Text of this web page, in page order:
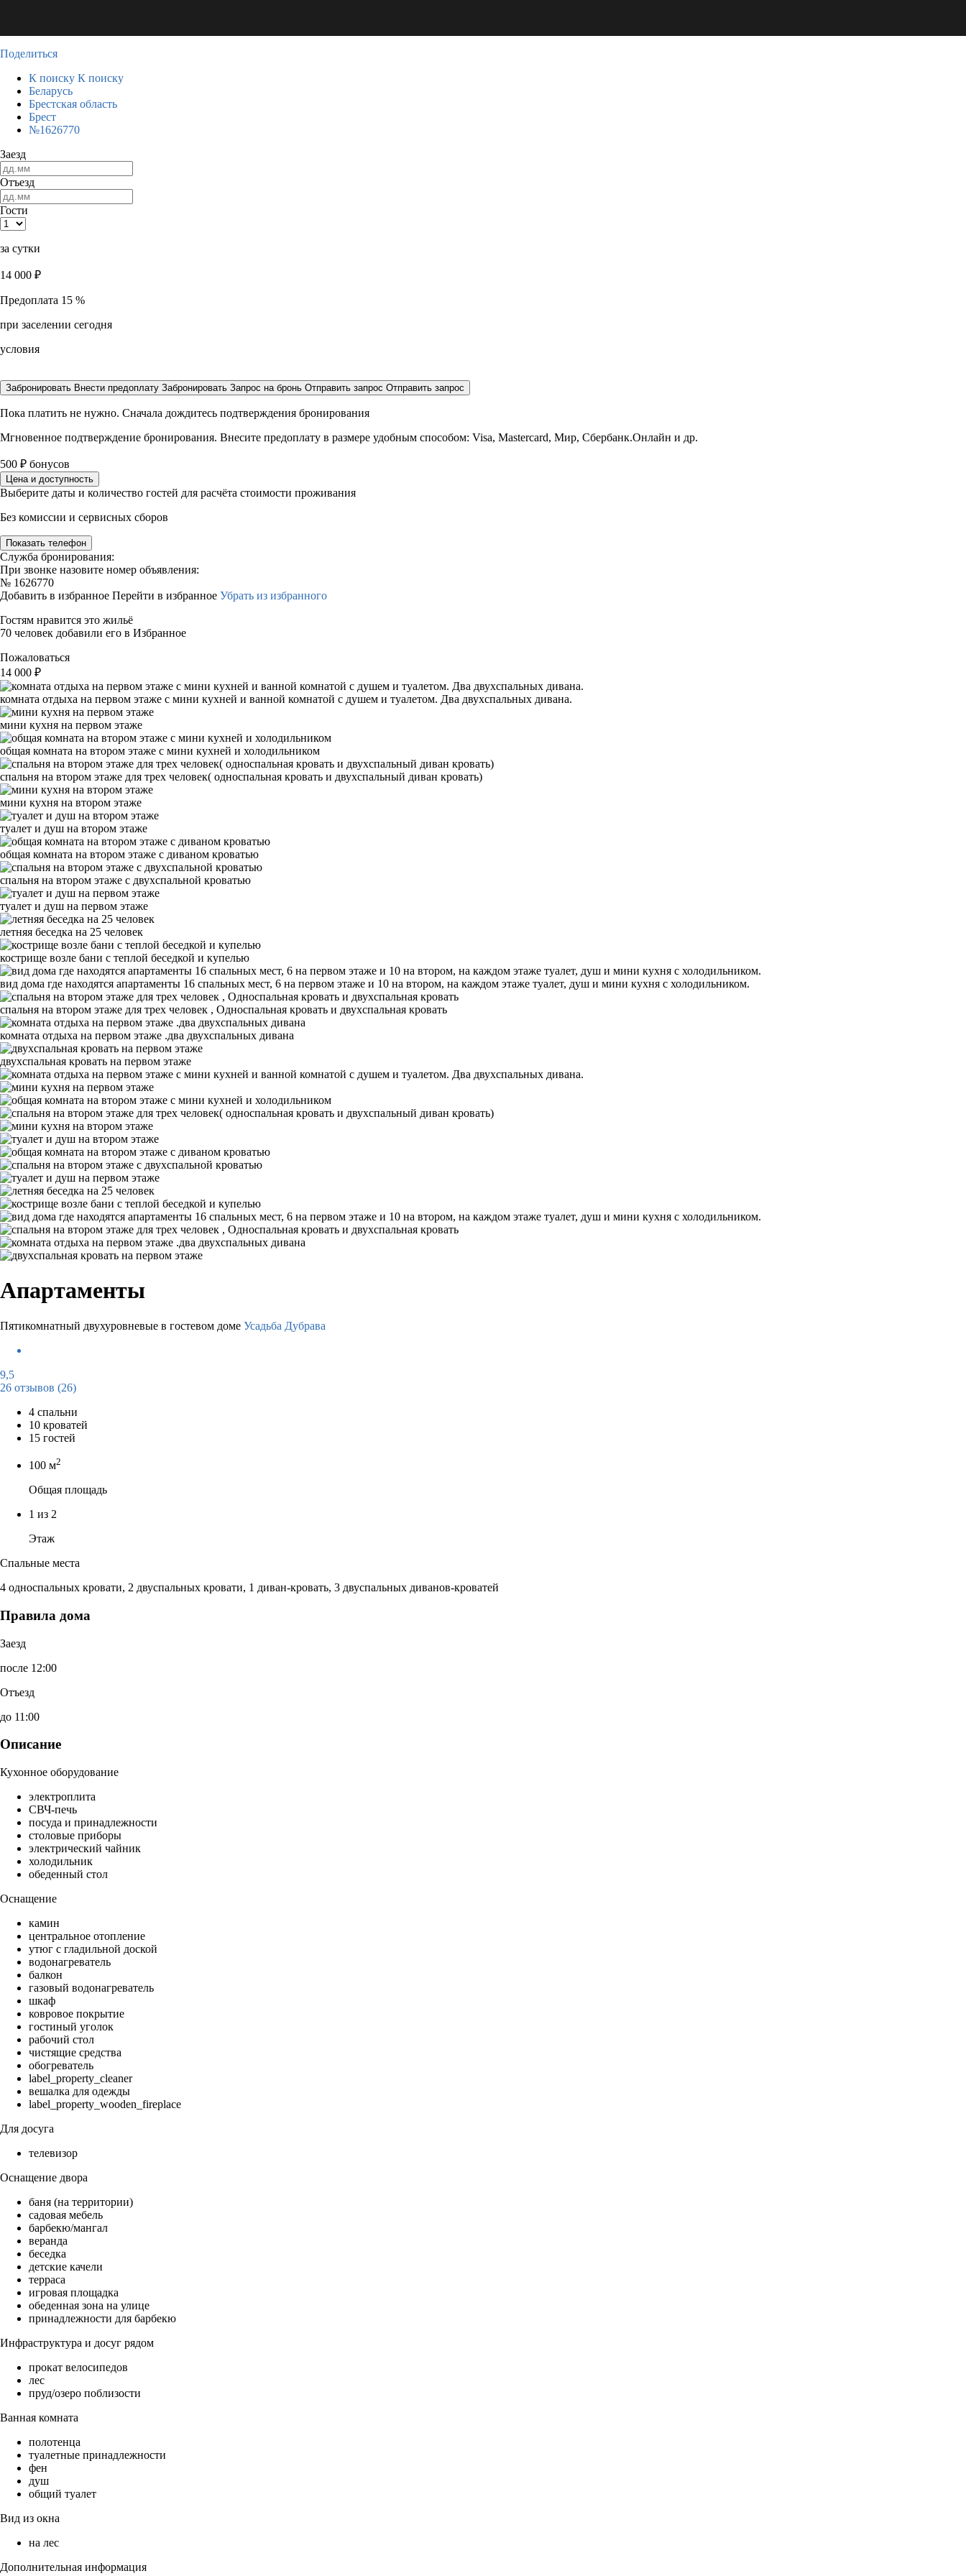
Поделиться
К поиску К поиску
Беларусь
Брестская область
Брест
№1626770
Заезд
Отъезд
Гости
за сутки
14 000 ₽
Предоплата 15 %
при заселении сегодня
условия
Забронировать Внести предоплату Забронировать Запрос на бронь Отправить запрос Отправить запрос
Пока платить не нужно. Сначала дождитесь подтверждения бронирования
Мгновенное подтверждение бронирования. Внесите предоплату в размере удобным способом: Visa, Mastercard, Мир, Сбербанк.Онлайн и др.
500 ₽ бонусов
Цена и доступность
Выберите даты и количество гостей для расчёта стоимости проживания
Без комиссии и сервисных сборов
Показать телефон
Служба бронирования:
При звонке назовите номер объявления:
№ 1626770
Добавить в избранное Перейти в избранное Убрать из избранного
Гостям нравится это жильё
70 человек добавили его в Избранное
Пожаловаться
14 000 ₽
комната отдыха на первом этаже с мини кухней и ванной комнатой с душем и туалетом. Два двухспальных дивана.
мини кухня на первом этаже
общая комната на втором этаже с мини кухней и холодильником
спальня на втором этаже для трех человек( односпальная кровать и двухспальный диван кровать)
мини кухня на втором этаже
туалет и душ на втором этаже
общая комната на втором этаже с диваном кроватью
спальня на втором этаже с двухспальной кроватью
туалет и душ на первом этаже
летняя беседка на 25 человек
кострище возле бани с теплой беседкой и купелью
вид дома где находятся апартаменты 16 спальных мест, 6 на первом этаже и 10 на втором, на каждом этаже туалет, душ и мини кухня с холодильником.
спальня на втором этаже для трех человек , Односпальная кровать и двухспальная кровать
комната отдыха на первом этаже .два двухспальных дивана
двухспальная кровать на первом этаже
Апартаменты
Пятикомнатный двухуровневые в гостевом доме Усадьба Дубрава
9,5
26 отзывов (26)
4 спальни
10 кроватей
15 гостей
100 м2
Общая площадь
1 из 2
Этаж
Спальные места
4 односпальных кровати, 2 двуспальных кровати, 1 диван-кровать, 3 двуспальных диванов-кроватей
Правила дома
Заезд
после 12:00
Отъезд
до 11:00
Описание
Кухонное оборудование
электроплита
СВЧ-печь
посуда и принадлежности
столовые приборы
электрический чайник
холодильник
обеденный стол
Оснащение
камин
центральное отопление
утюг с гладильной доской
водонагреватель
балкон
газовый водонагреватель
шкаф
ковровое покрытие
гостиный уголок
рабочий стол
чистящие средства
обогреватель
label_property_cleaner
вешалка для одежды
label_property_wooden_fireplace
Для досуга
телевизор
Оснащение двора
баня (на территории)
садовая мебель
барбекю/мангал
веранда
беседка
детские качели
терраса
игровая площадка
обеденная зона на улице
принадлежности для барбекю
Инфраструктура и досуг рядом
прокат велосипедов
лес
пруд/озеро поблизости
Ванная комната
полотенца
туалетные принадлежности
фен
душ
общий туалет
Вид из окна
на лес
Дополнительная информация